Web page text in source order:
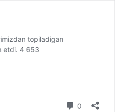
topiladigan
etdi. 4 653
0